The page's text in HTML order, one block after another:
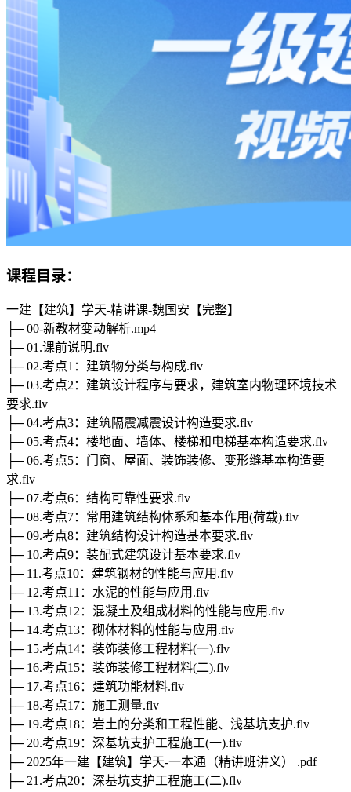
课程目录：
一建【建筑】学天-精讲课-魏国安【完整】
├─ 00-新教材变动解析.mp4
├─ 01.课前说明.flv
├─ 02.考点1：建筑物分类与构成.flv
├─ 03.考点2：建筑设计程序与要求，建筑室内物理环境技术
要求.flv
├─ 04.考点3：建筑隔震减震设计构造要求.flv
├─ 05.考点4：楼地面、墙体、楼梯和电梯基本构造要求.flv
├─ 06.考点5：门窗、屋面、装饰装修、变形缝基本构造要
求.flv
├─ 07.考点6：结构可靠性要求.flv
├─ 08.考点7：常用建筑结构体系和基本作用(荷载).flv
├─ 09.考点8：建筑结构设计构造基本要求.flv
├─ 10.考点9：装配式建筑设计基本要求.flv
├─ 11.考点10：建筑钢材的性能与应用.flv
├─ 12.考点11：水泥的性能与应用.flv
├─ 13.考点12：混凝土及组成材料的性能与应用.flv
├─ 14.考点13：砌体材料的性能与应用.flv
├─ 15.考点14：装饰装修工程材料(一).flv
├─ 16.考点15：装饰装修工程材料(二).flv
├─ 17.考点16：建筑功能材料.flv
├─ 18.考点17：施工测量.flv
├─ 19.考点18：岩土的分类和工程性能、浅基坑支护.flv
├─ 20.考点19：深基坑支护工程施工(一).flv
├─ 2025年一建【建筑】学天-一本通（精讲班讲义） .pdf
├─ 21.考点20：深基坑支护工程施工(二).flv